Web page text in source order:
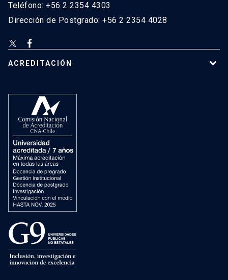
Teléfono: +56 2 2354 4303
Dirección de Postgrado: +56 2 2354 4028
ACREDITACIÓN